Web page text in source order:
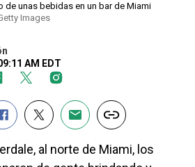
de unas bebidas en un bar de Miami
Images
AM EDT
al norte de Miami, los